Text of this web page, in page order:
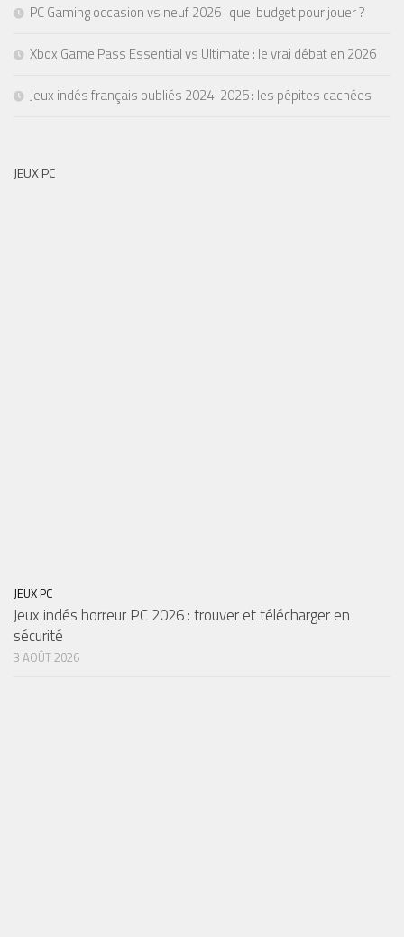
PC Gaming occasion vs neuf 2026 : quel budget pour jouer ?
Xbox Game Pass Essential vs Ultimate : le vrai débat en 2026
Jeux indés français oubliés 2024-2025 : les pépites cachées
JEUX PC
JEUX PC
Jeux indés horreur PC 2026 : trouver et télécharger en
sécurité
3 AOÛT 2026